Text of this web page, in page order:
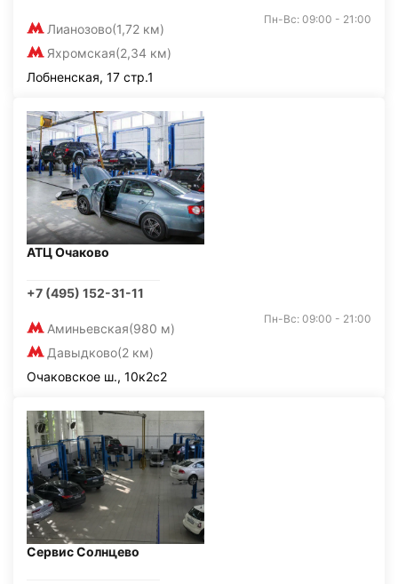
Лианозово(1,72 км)
Яхромская(2,34 км)
Пн-Вс: 09:00 - 21:00
Лобненская, 17 стр.1
АТЦ Очаково
+7 (495) 152-31-11
Аминьевская(980 м)
Давыдково(2 км)
Пн-Вс: 09:00 - 21:00
Очаковское ш., 10к2с2
Сервис Солнцево